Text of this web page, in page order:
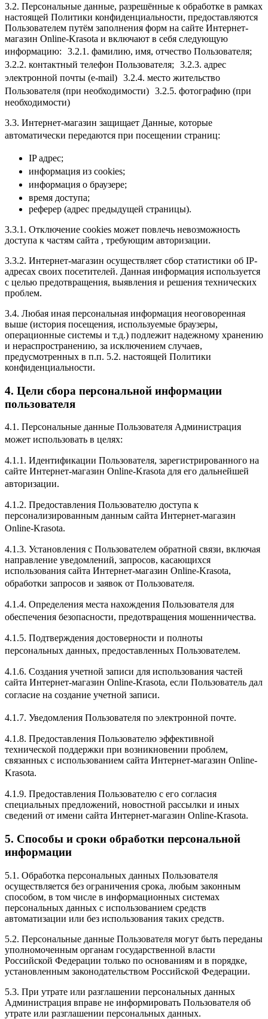
3.2. Персональные данные, разрешённые к обработке в рамках
настоящей Политики конфиденциальности, предоставляются
Пользователем путём заполнения форм на сайте Интернет-
магазин Online-Krasota и включают в себя следующую
информацию: 3.2.1. фамилию, имя, отчество Пользователя;
3.2.2. контактный телефон Пользователя; 3.2.3. адрес
электронной почты (e-mail) 3.2.4. место жительство
Пользователя (при необходимости) 3.2.5. фотографию (при
необходимости)
3.3. Интернет-магазин защищает Данные, которые
автоматически передаются при посещении страниц:
IP адрес;
информация из cookies;
информация о браузере;
время доступа;
реферер (адрес предыдущей страницы).
3.3.1. Отключение cookies может повлечь невозможность
доступа к частям сайта , требующим авторизации.
3.3.2. Интернет-магазин осуществляет сбор статистики об IP-
адресах своих посетителей. Данная информация используется
с целью предотвращения, выявления и решения технических
проблем.
3.4. Любая иная персональная информация неоговоренная
выше (история посещения, используемые браузеры,
операционные системы и т.д.) подлежит надежному хранению
и нераспространению, за исключением случаев,
предусмотренных в п.п. 5.2. настоящей Политики
конфиденциальности.
4. Цели сбора персональной информации
пользователя
4.1. Персональные данные Пользователя Администрация
может использовать в целях:
4.1.1. Идентификации Пользователя, зарегистрированного на
сайте Интернет-магазин Online-Krasota для его дальнейшей
авторизации.
4.1.2. Предоставления Пользователю доступа к
персонализированным данным сайта Интернет-магазин
Online-Krasota.
4.1.3. Установления с Пользователем обратной связи, включая
направление уведомлений, запросов, касающихся
использования сайта Интернет-магазин Online-Krasota,
обработки запросов и заявок от Пользователя.
4.1.4. Определения места нахождения Пользователя для
обеспечения безопасности, предотвращения мошенничества.
4.1.5. Подтверждения достоверности и полноты
персональных данных, предоставленных Пользователем.
4.1.6. Создания учетной записи для использования частей
сайта Интернет-магазин Online-Krasota, если Пользователь дал
согласие на создание учетной записи.
4.1.7. Уведомления Пользователя по электронной почте.
4.1.8. Предоставления Пользователю эффективной
технической поддержки при возникновении проблем,
связанных с использованием сайта Интернет-магазин Online-
Krasota.
4.1.9. Предоставления Пользователю с его согласия
специальных предложений, новостной рассылки и иных
сведений от имени сайта Интернет-магазин Online-Krasota.
5. Способы и сроки обработки персональной
информации
5.1. Обработка персональных данных Пользователя
осуществляется без ограничения срока, любым законным
способом, в том числе в информационных системах
персональных данных с использованием средств
автоматизации или без использования таких средств.
5.2. Персональные данные Пользователя могут быть переданы
уполномоченным органам государственной власти
Российской Федерации только по основаниям и в порядке,
установленным законодательством Российской Федерации.
5.3. При утрате или разглашении персональных данных
Администрация вправе не информировать Пользователя об
утрате или разглашении персональных данных.